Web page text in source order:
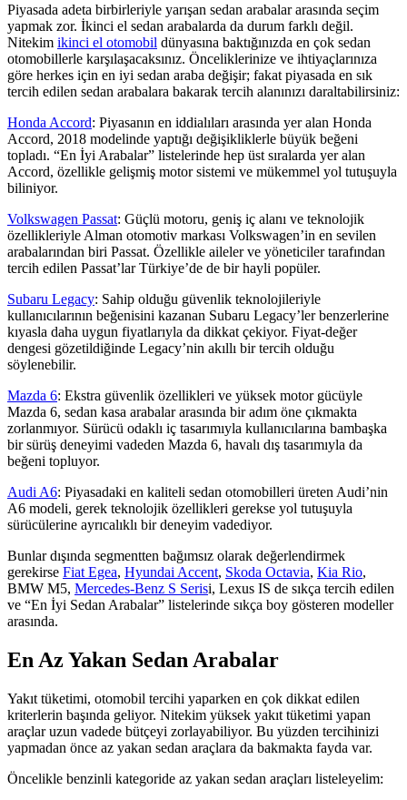
Piyasada adeta birbirleriyle yarışan sedan arabalar arasında seçim
yapmak zor. İkinci el sedan arabalarda da durum farklı değil.
Nitekim ikinci el otomobil dünyasına baktığınızda en çok sedan
otomobillerle karşılaşacaksınız. Önceliklerinize ve ihtiyaçlarınıza
göre herkes için en iyi sedan araba değişir; fakat piyasada en sık
tercih edilen sedan arabalara bakarak tercih alanınızı daraltabilirsiniz:
Honda Accord: Piyasanın en iddialıları arasında yer alan Honda
Accord, 2018 modelinde yaptığı değişikliklerle büyük beğeni
topladı. “En İyi Arabalar” listelerinde hep üst sıralarda yer alan
Accord, özellikle gelişmiş motor sistemi ve mükemmel yol tutuşuyla
biliniyor.
Volkswagen Passat: Güçlü motoru, geniş iç alanı ve teknolojik
özellikleriyle Alman otomotiv markası Volkswagen’in en sevilen
arabalarından biri Passat. Özellikle aileler ve yöneticiler tarafından
tercih edilen Passat’lar Türkiye’de de bir hayli popüler.
Subaru Legacy: Sahip olduğu güvenlik teknolojileriyle
kullanıcılarının beğenisini kazanan Subaru Legacy’ler benzerlerine
kıyasla daha uygun fiyatlarıyla da dikkat çekiyor. Fiyat-değer
dengesi gözetildiğinde Legacy’nin akıllı bir tercih olduğu
söylenebilir.
Mazda 6: Ekstra güvenlik özellikleri ve yüksek motor gücüyle
Mazda 6, sedan kasa arabalar arasında bir adım öne çıkmakta
zorlanmıyor. Sürücü odaklı iç tasarımıyla kullanıcılarına bambaşka
bir sürüş deneyimi vadeden Mazda 6, havalı dış tasarımıyla da
beğeni topluyor.
Audi A6: Piyasadaki en kaliteli sedan otomobilleri üreten Audi’nin
A6 modeli, gerek teknolojik özellikleri gerekse yol tutuşuyla
sürücülerine ayrıcalıklı bir deneyim vadediyor.
Bunlar dışında segmentten bağımsız olarak değerlendirmek
gerekirse Fiat Egea, Hyundai Accent, Skoda Octavia, Kia Rio,
BMW M5, Mercedes-Benz S Serisi, Lexus IS de sıkça tercih edilen
ve “En İyi Sedan Arabalar” listelerinde sıkça boy gösteren modeller
arasında.
En Az Yakan Sedan Arabalar
Yakıt tüketimi, otomobil tercihi yaparken en çok dikkat edilen
kriterlerin başında geliyor. Nitekim yüksek yakıt tüketimi yapan
araçlar uzun vadede bütçeyi zorlayabiliyor. Bu yüzden tercihinizi
yapmadan önce az yakan sedan araçlara da bakmakta fayda var.
Öncelikle benzinli kategoride az yakan sedan araçları listeleyelim: